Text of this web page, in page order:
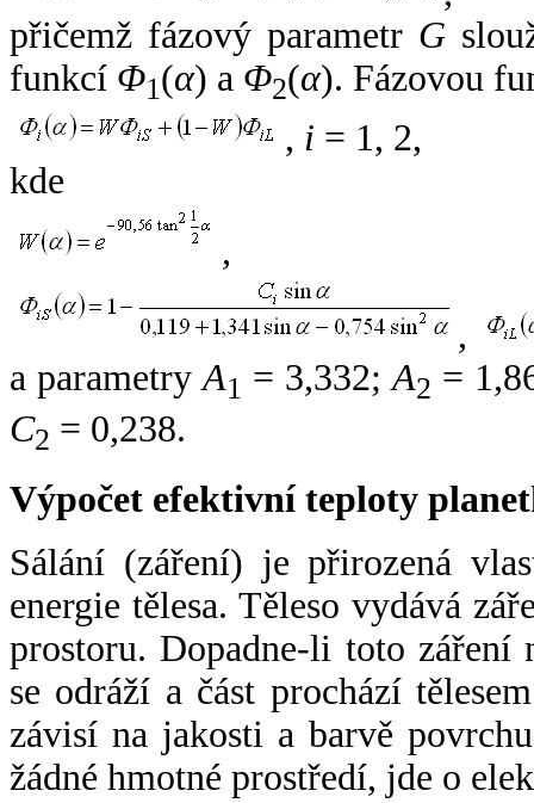
přičemž fázový parametr G
funkcí Φ1(α) a Φ2(α). Fázovou
, i = 1, 2,
kde
,
,
a parametryA1 = 3,332;A2 =
C2 = 0,238.
Výpočet efektivní teploty
Sálání (záření) je přirozená
energie tělesa. Těleso vydává
prostoru. Dopadne-li toto záření
se odráží a část prochází
závisí na jakosti a barvě
žádné hmotné prostředí, jde o